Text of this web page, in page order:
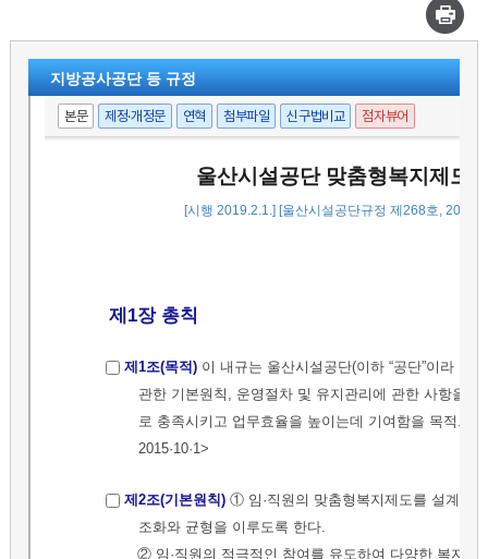
맞춤형복지제도 운영내규 시작